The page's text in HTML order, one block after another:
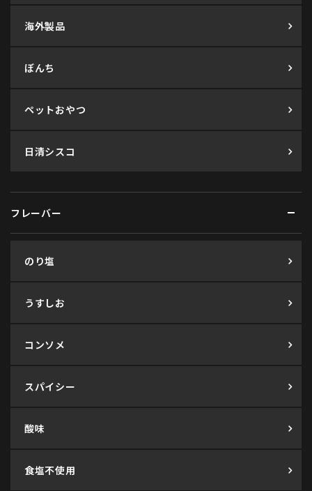
海外製品
ぼんち
ペットおやつ
日清シスコ
フレーバー
のり塩
うすしお
コンソメ
スパイシー
酸味
食塩不使用